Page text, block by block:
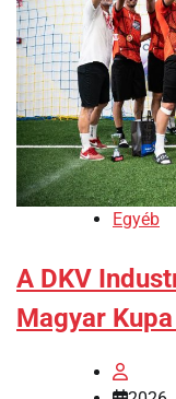
Egyéb
A DKV
Magyar